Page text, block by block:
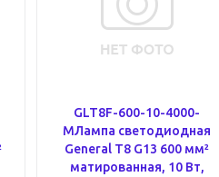
GLT8F-600-10-4000-
MЛампа светодиодная
General T8 G13 600 мм²
матированная, 10 Вт,